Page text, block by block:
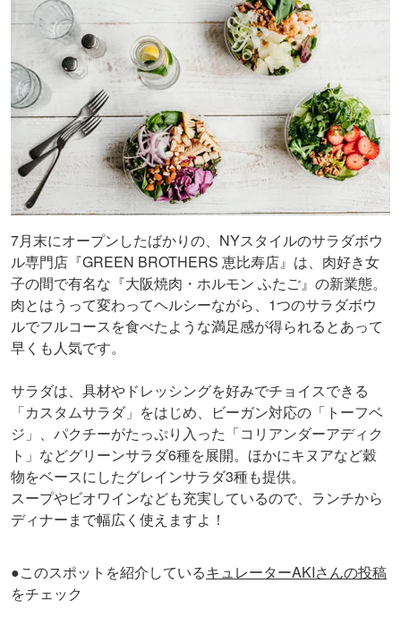
7月末にオープンしたばかりの、NYスタイルのサラダボウ
ル専門店『GREEN BROTHERS 恵比寿店』は、肉好き女
子の間で有名な『大阪焼肉・ホルモン ふたご』の新業態。
肉とはうって変わってヘルシーながら、1つのサラダボウ
ルでフルコースを食べたような満足感が得られるとあって
早くも人気です。
サラダは、具材やドレッシングを好みでチョイスできる
「カスタムサラダ」をはじめ、ビーガン対応の「トーフベ
ジ」、パクチーがたっぷり入った「コリアンダーアディク
ト」などグリーンサラダ6種を展開。ほかにキヌアなど穀
物をベースにしたグレインサラダ3種も提供。
スープやビオワインなども充実しているので、ランチから
ディナーまで幅広く使えますよ！
●このスポットを紹介しているキュレーターAKIさんの投稿
をチェック